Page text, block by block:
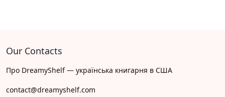
Our Contacts
Про DreamyShelf — українська книгарня в США
contact@dreamyshelf.com